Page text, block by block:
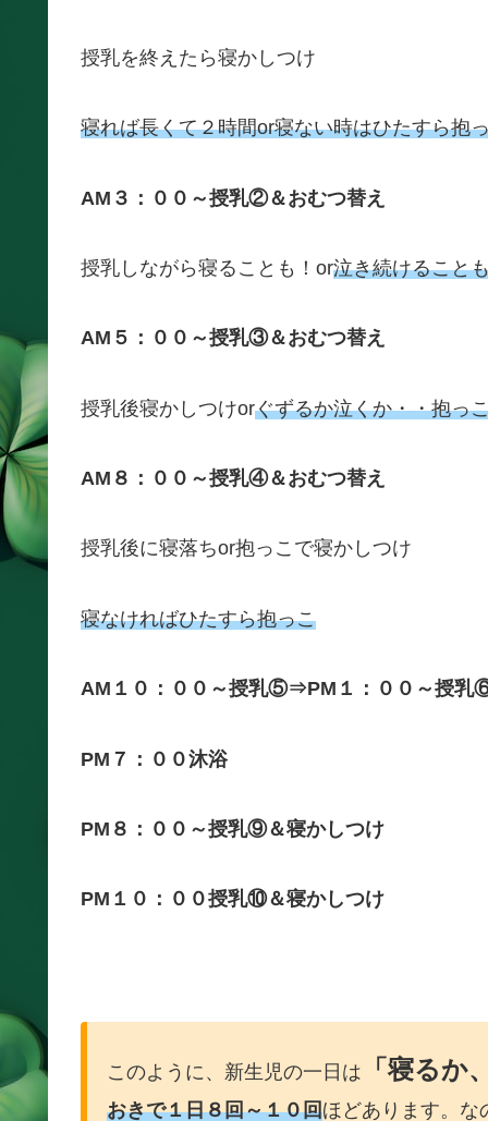
授乳を終えたら寝かしつけ
寝れば長くて２時間or寝ない時はひたすら抱
AM３：００～授乳②＆おむつ替え
授乳しながら寝ることも！or泣き続けること
AM５：００～授乳③＆おむつ替え
授乳後寝かしつけorぐずるか泣くか・・抱っ
AM８：００～授乳④＆おむつ替え
授乳後に寝落ちor抱っこで寝かしつけ
寝なければひたすら抱っこ
AM１０：００～授乳⑤⇒PM１：００～授
PM７：００沐浴
PM８：００～授乳⑨＆寝かしつけ
PM１０：００授乳⑩＆寝かしつけ
このように、新生児の一日は 「寝るか
おきで１日８回～１０回ほどあります。な